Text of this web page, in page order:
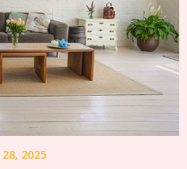
2025